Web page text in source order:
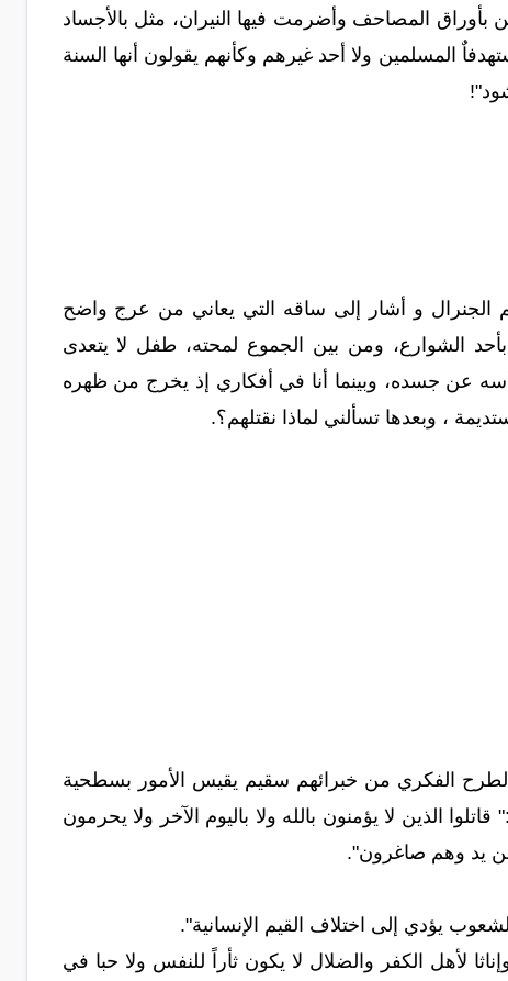
المصاحف وأضرمت فيها النيران، مثل بالأجساد
المسلمين ولا أحد غيرهم وكأنهم يقولون أنها السنة
الجنرال و أشار إلى ساقه التي يعاني من عرج واضح
الشوارع، ومن بين الجموع لمحته، طفل لا يتعدى
عن جسده، وبينما أنا في أفكاري إذ يخرج من ظهره
، وبعدها تسألني لماذا نقتلهم؟.
الفكري من خبرائهم سقيم يقيس الأمور بسطحية
الذين لا يؤمنون بالله ولا باليوم الآخر ولا يحرمون
عن يد وهم صاغرون".
يؤدي إلى اختلاف القيم الإنسانية".
لأهل الكفر والضلال لا يكون ثأراً للنفس ولا حبا في